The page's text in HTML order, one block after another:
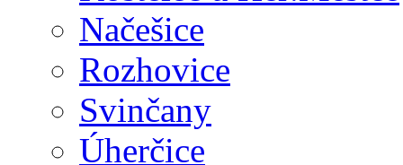
Načešice
Rozhovice
Svinčany
Úherčice